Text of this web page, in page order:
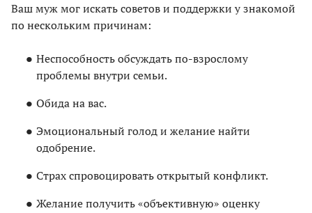
Ваш муж мог искать советов и поддержки у знакомой
по нескольким причинам:
Неспособность обсуждать по-взрослому
проблемы внутри семьи.
Обида на вас.
Эмоциональный голод и желание найти
одобрение.
Страх спровоцировать открытый конфликт.
Желание получить «объективную» оценку